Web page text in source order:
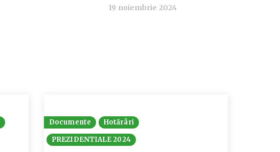
19 noiembrie 2024
Documente
Hotărâri
PREZIDENTIALE 2024